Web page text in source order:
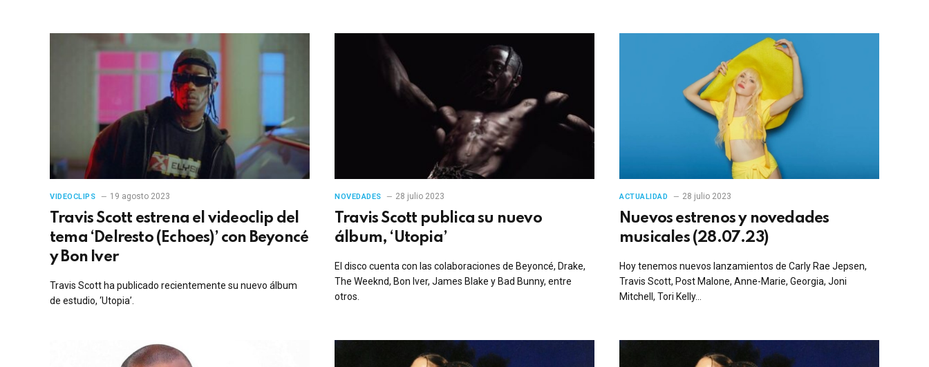
VIDEOCLIPS 19 agosto 2023
Travis Scott estrena el videoclip del
tema ‘Delresto (Echoes)’ con Beyoncé
y Bon Iver
Travis Scott ha publicado recientemente su nuevo álbum
de estudio, ‘Utopia’.
NOVEDADES 28 julio 2023
Travis Scott publica su nuevo
álbum, ‘Utopia’
El disco cuenta con las colaboraciones de Beyoncé, Drake,
The Weeknd, Bon Iver, James Blake y Bad Bunny, entre
otros.
ACTUALIDAD 28 julio 2023
Nuevos estrenos y novedades
musicales (28.07.23)
Hoy tenemos nuevos lanzamientos de Carly Rae Jepsen,
Travis Scott, Post Malone, Anne-Marie, Georgia, Joni
Mitchell, Tori Kelly…